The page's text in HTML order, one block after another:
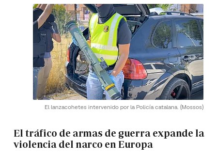
El lanzacohetes intervenido por la Policía catalana. (Mossos)
El tráfico de armas de guerra expande la
violencia del narco en Europa